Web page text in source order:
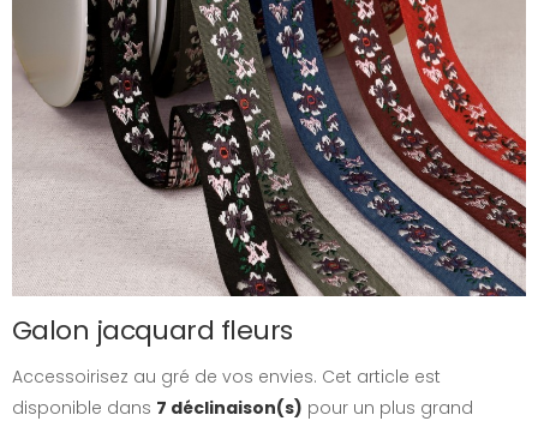
Galon jacquard fleurs
Accessoirisez au gré de vos envies. Cet article est
disponible dans 7 déclinaison(s) pour un plus grand